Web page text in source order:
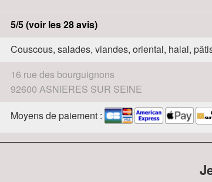
5/5 (voir les 28 avis)
Couscous, salades, viandes, oriental, halal,
16 rue des bourguignons
92600 ASNIERES SUR SEINE
Moyens de paiement :